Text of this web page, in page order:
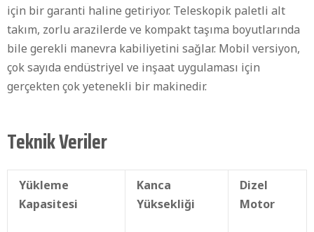
için bir garanti haline getiriyor. Teleskopik paletli alt
takım, zorlu arazilerde ve kompakt taşıma boyutlarında
bile gerekli manevra kabiliyetini sağlar. Mobil versiyon,
çok sayıda endüstriyel ve inşaat uygulaması için
gerçekten çok yetenekli bir makinedir.
Teknik Veriler
Yükleme
Kapasitesi
Kanca
Yüksekliği
Dizel
Motor